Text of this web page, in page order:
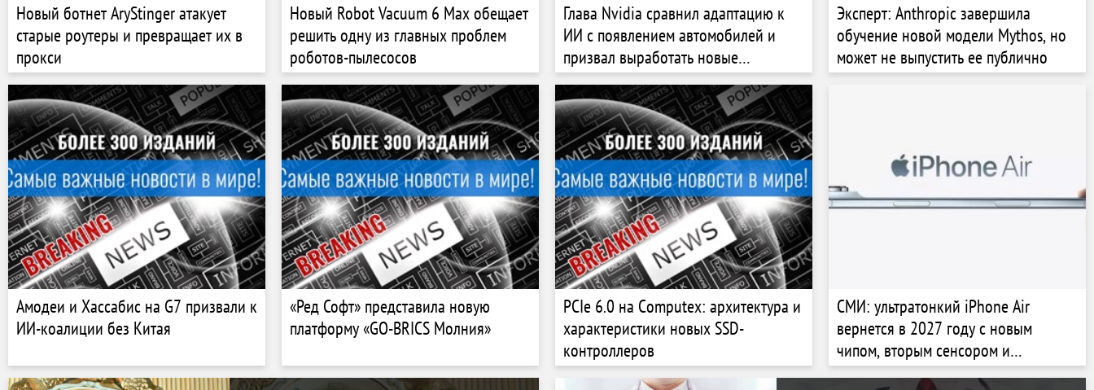
Новый ботнет AryStinger атакует
старые роутеры и превращает их в
прокси
Новый Robot Vacuum 6 Max обещает
решить одну из главных проблем
роботов-пылесосов
Глава Nvidia сравнил адаптацию к
ИИ с появлением автомобилей и
призвал выработать новые
социальные нормы
Эксперт: Anthropic завершила
обучение новой модели Mythos, но
может не выпустить ее публично
Амодеи и Хассабис на G7 призвали к
ИИ-коалиции без Китая
«Ред Софт» представила новую
платформу «GO-BRICS Молния»
PCIe 6.0 на Сomputex: архитектура и
характеристики новых SSD-
контроллеров
СМИ: ультратонкий iPhone Air
вернется в 2027 году с новым
чипом, вторым сенсором и
увеличенной автономностью